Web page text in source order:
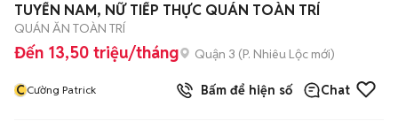
TUYỂN NAM, NỮ TIẾP THỰC QUÁN TOÀN TRÍ
QUÁN ĂN TOÀN TRÍ
Đến 13,50 triệu/tháng Quận 3 (P. Nhiêu Lộc mới)
CCường Patrick Bấm để hiện số Chat